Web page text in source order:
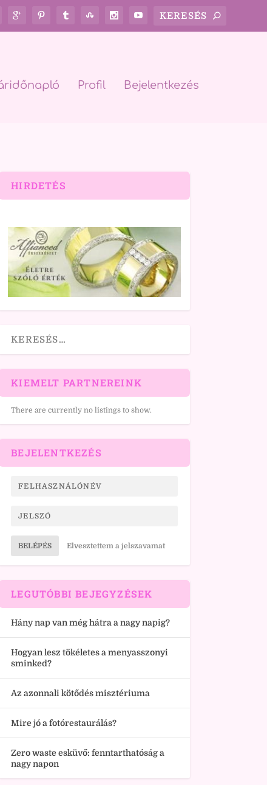
Profil Bejelentkezés
HIRDETÉS
KIEMELT PARTNEREINK
There are currently no listings to show.
BEJELENTKEZÉS
BELÉPÉS Elvesztettem a jelszavamat
LEGUTÓBBI BEJEGYZÉSEK
Hány nap van még hátra a nagy napig?
Hogyan lesz tökéletes a menyasszonyi
sminked?
Az azonnali kötődés misztériuma
Mire jó a fotórestaurálás?
Zero waste esküvő: fenntarthatóság a
nagy napon